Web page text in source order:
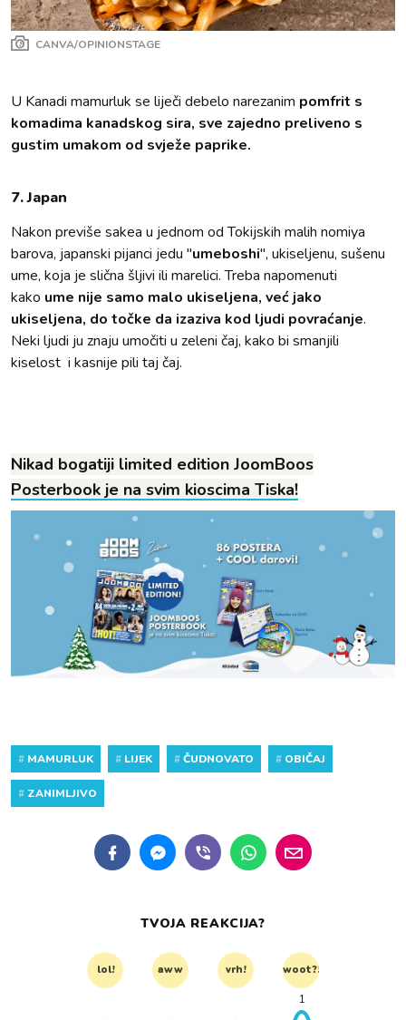
CANVA/OPINIONSTAGE
U Kanadi mamurluk se liječi debelo narezanim pomfrit s
komadima kanadskog sira, sve zajedno preliveno s
gustim umakom od svježe paprike.
7. Japan
Nakon previše sakea u jednom od Tokijskih malih nomiya
barova, japanski pijanci jedu "umeboshi", ukiseljenu, sušenu
ume, koja je slična šljivi ili marelici. Treba napomenuti
kako ume nije samo malo ukiseljena, već jako
ukiseljena, do točke da izaziva kod ljudi povraćanje.
Neki ljudi ju znaju umočiti u zeleni čaj, kako bi smanjili
kiselost i kasnije pili taj čaj.
Nikad bogatiji limited edition JoomBoos
Posterbook je na svim kioscima Tiska!
# MAMURLUK # LIJEK #ČUDNOVATO # OBIČAJ
# ZANIMLJIVO
TVOJA REAKCIJA?
lol! aww vrh! woot?!
1